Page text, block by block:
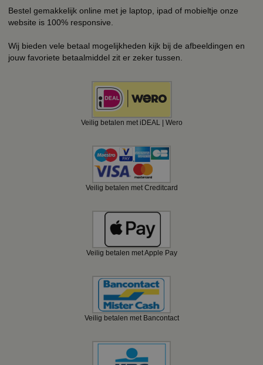
Bestel gemakkelijk online met je laptop, ipad of mobieltje onze
website is 100% responsive.
Wij bieden vele betaal mogelijkheden kijk bij de afbeeldingen en
jouw favoriete betaalmiddel zit er zeker tussen.
Veilig betalen met iDEAL | Wero
Veilig betalen met Creditcard
Veilig betalen met Apple Pay
Veilig betalen met Bancontact